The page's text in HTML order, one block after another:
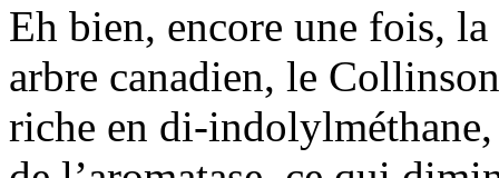
Eh bien, encore une fois,
arbre canadien, le
riche en di-